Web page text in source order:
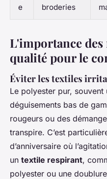
e
broderies
L'importance
qualité pour le
Éviter les textiles
Le polyester pur, souvent
déguisements bas de
rougeurs ou des
transpire. C’est
d’anniversaire où
un textile respirant,
polyester ou une